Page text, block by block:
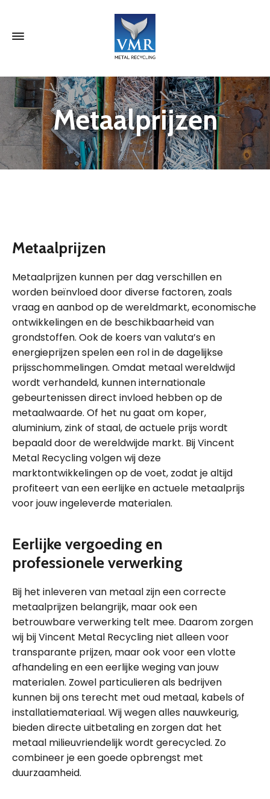
Metaalprijzen
Metaalprijzen
Metaalprijzen kunnen per dag verschillen en
worden beïnvloed door diverse factoren, zoals
vraag en aanbod op de wereldmarkt, economische
ontwikkelingen en de beschikbaarheid van
grondstoffen. Ook de koers van valuta’s en
energieprijzen spelen een rol in de dagelijkse
prijsschommelingen. Omdat metaal wereldwijd
wordt verhandeld, kunnen internationale
gebeurtenissen direct invloed hebben op de
metaalwaarde. Of het nu gaat om koper,
aluminium, zink of staal, de actuele prijs wordt
bepaald door de wereldwijde markt. Bij Vincent
Metal Recycling volgen wij deze
marktontwikkelingen op de voet, zodat je altijd
profiteert van een eerlijke en actuele metaalprijs
voor jouw ingeleverde materialen.
Eerlijke vergoeding en
professionele verwerking
Bij het inleveren van metaal zijn een correcte
metaalprijzen belangrijk, maar ook een
betrouwbare verwerking telt mee. Daarom zorgen
wij bij Vincent Metal Recycling niet alleen voor
transparante prijzen, maar ook voor een vlotte
afhandeling en een eerlijke weging van jouw
materialen. Zowel particulieren als bedrijven
kunnen bij ons terecht met oud metaal, kabels of
installatiemateriaal. Wij wegen alles nauwkeurig,
bieden directe uitbetaling en zorgen dat het
metaal milieuvriendelijk wordt gerecycled. Zo
combineer je een goede opbrengst met
duurzaamheid.